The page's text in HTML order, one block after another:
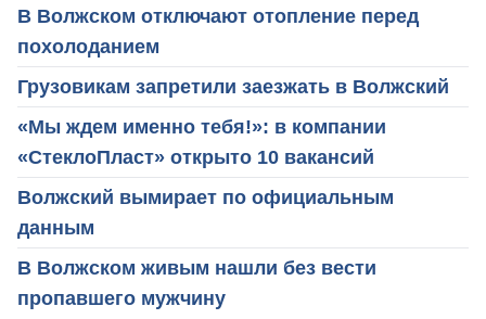
В Волжском отключают отопление перед
похолоданием
Грузовикам запретили заезжать в Волжский
«Мы ждем именно тебя!»: в компании
«СтеклоПласт» открыто 10 вакансий
Волжский вымирает по официальным
данным
В Волжском живым нашли без вести
пропавшего мужчину